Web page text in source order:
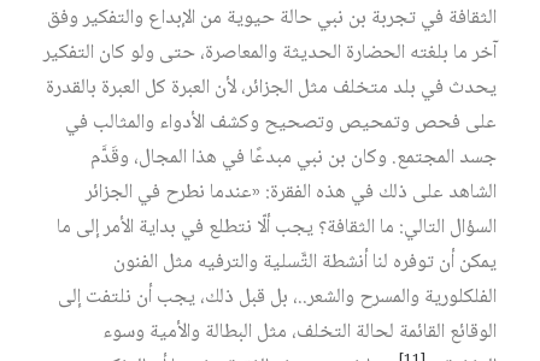
الثقافة في تجربة بن نبي حالة حيوية من الإبداع والتفكير وفق
آخر ما بلغته الحضارة الحديثة والمعاصرة، حتى ولو كان التفكير
يحدث في بلد متخلف مثل الجزائر، لأن العبرة كل العبرة بالقدرة
على فحص وتمحيص وتصحيح وكشف الأدواء والمثالب في
جسد المجتمع. وكان بن نبي مبدعًا في هذا المجال، وقَدَّم
الشاهد على ذلك في هذه الفقرة: «عندما نطرح في الجزائر
السؤال التالي: ما الثقافة؟ يجب ألّا نتطلع في بداية الأمر إلى ما
يمكن أن توفره لنا أنشطة التَّسلية والترفيه مثل الفنون
الفلكلورية والمسرح والشعر..، بل قبل ذلك، يجب أن نلتفت إلى
الوقائع القائمة لحالة التخلف، مثل البطالة والأمية وسوء